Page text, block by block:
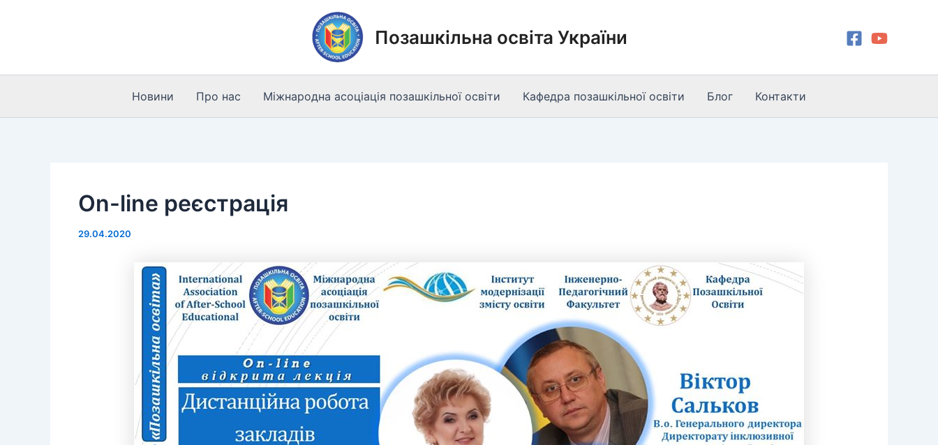
Позашкільна освіта України
Новини Про нас Міжнародна асоціація позашкільної освіти Кафедра позашкільної освіти Блог Контакти
On-line реєстрація
29.04.2020